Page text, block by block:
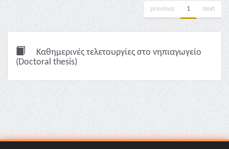
previous 1 next
Καθημερινές τελετουργίες στο νηπιαγωγείο
(Doctoral thesis)